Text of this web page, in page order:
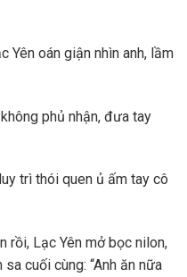
Yên oán giận nhìn anh, lầm
phủ nhận, đưa tay
trì thói quen ủ ấm tay cô
rồi, Lạc Yên mở bọc nilon,
cuối cùng: “Anh ăn nữa